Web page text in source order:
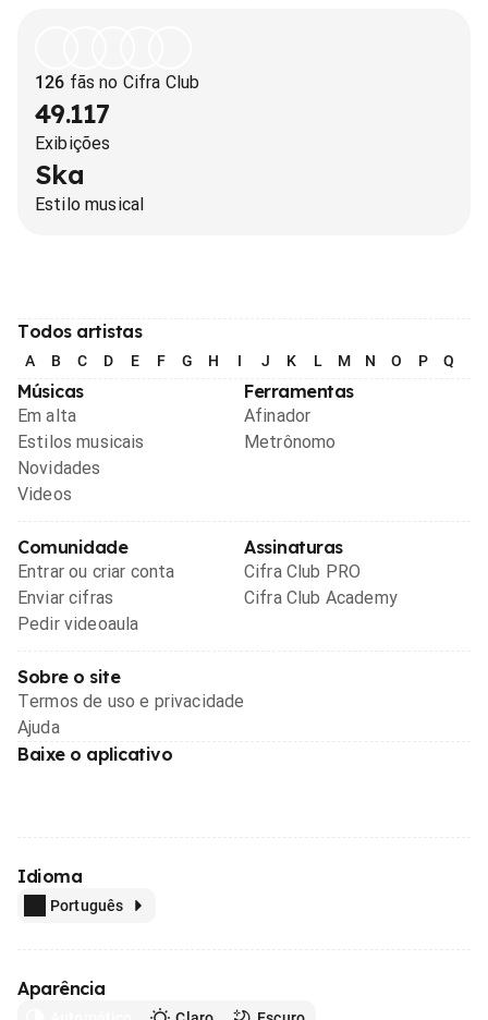
126 fãs no Cifra Club
49.117
Exibições
Ska
Estilo musical
Todos artistas
A B C D E F G H I J K L M N O P Q
Músicas
Em alta
Estilos musicais
Novidades
Videos
Ferramentas
Afinador
Metrônomo
Comunidade
Entrar ou criar conta
Enviar cifras
Pedir videoaula
Assinaturas
Cifra Club PRO
Cifra Club Academy
Sobre o site
Termos de uso e privacidade
Ajuda
Baixe o aplicativo
Idioma
Português
Aparência